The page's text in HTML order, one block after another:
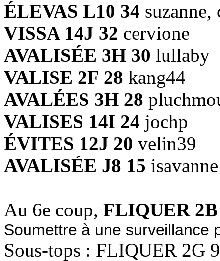
ÉLEVAS L10 34
VISSA 14J 32 cervione
AVALISÉE 3H 30 lullaby
VALISE 2F 28 kang44
AVALÉES 3H 28
VALISES 14I 24 jochp
ÉVITES 12J 20 velin39
AVALISÉE J8 15 isavanne
Au 6e coup, FLIQUER 2B
Soumettre à une surveillance
Sous-tops : FLIQUER 2G